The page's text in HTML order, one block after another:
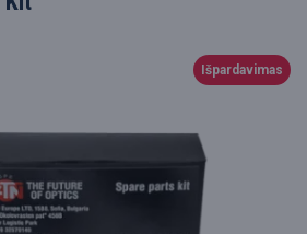
Išpardavimas